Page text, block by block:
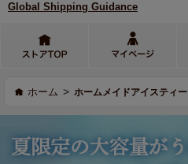
Global Shipping Guidance
ホーム > ホームメイドアイスティー